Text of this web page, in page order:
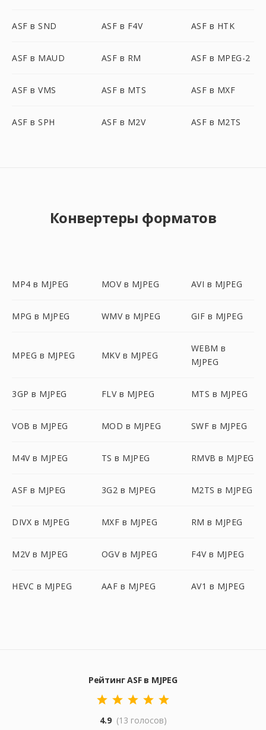
ASF в SND ASF в F4V ASF в HTK
ASF в MAUD ASF в RM ASF в MPEG-2
ASF в VMS ASF в MTS ASF в MXF
ASF в SPH ASF в M2V ASF в M2TS
Конвертеры форматов
MP4 в MJPEG MOV в MJPEG AVI в MJPEG
MPG в MJPEG WMV в MJPEG GIF в MJPEG
MPEG в MJPEG MKV в MJPEG
WEBM в
MJPEG
3GP в MJPEG FLV в MJPEG MTS в MJPEG
VOB в MJPEG MOD в MJPEG SWF в MJPEG
M4V в MJPEG TS в MJPEG RMVB в MJPEG
ASF в MJPEG 3G2 в MJPEG M2TS в MJPEG
DIVX в MJPEG MXF в MJPEG RM в MJPEG
M2V в MJPEG OGV в MJPEG F4V в MJPEG
HEVC в MJPEG AAF в MJPEG AV1 в MJPEG
Рейтинг ASF в MJPEG
4.9 (13 голосов)